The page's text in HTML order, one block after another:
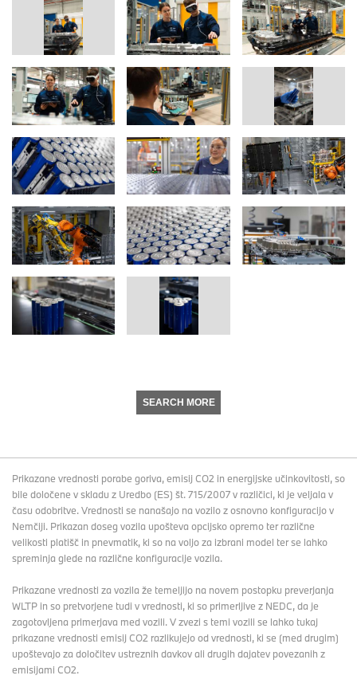
SEARCH MORE
Prikazane vrednosti porabe goriva, emisij CO2 in energijske učinkovitosti, so
bile določene v skladu z Uredbo (ES) št. 715/2007 v različici, ki je veljala v
času odobritve. Vrednosti se nanašajo na vozilo z osnovno konfiguracijo v
Nemčiji. Prikazan doseg vozila upošteva opcijsko opremo ter različne
velikosti platišč in pnevmatik, ki so na voljo za izbrani model ter se lahko
spreminja glede na različne konfiguracije vozila.
Prikazane vrednosti za vozila že temeljijo na novem postopku preverjanja
WLTP in so pretvorjene tudi v vrednosti, ki so primerljive z NEDC, da je
zagotovljena primerjava med vozili. V zvezi s temi vozili se lahko tukaj
prikazane vrednosti emisij CO2 razlikujejo od vrednosti, ki se (med drugim)
upoštevajo za določitev ustreznih davkov ali drugih dajatev povezanih z
emisijami CO2.